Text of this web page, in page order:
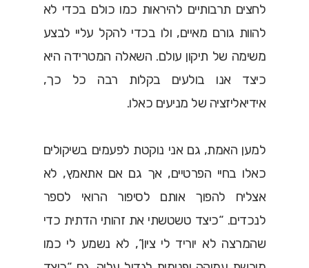
לחצים תרבותיים להיראות כמו כולם בכדי לא
להוות גורם מאיים, ולו בכדי להקל עליי לבצע
משימה של תיקון עולם. השאלה המטרידה היא
כיצד אנו בולעים בקלות רבה כל כך,
אידיאליזציה של מניעים כאלו.
למען האמת, גם אני נוקטת לפעמים בשיקולים
כאלו בחיי הפרטיים, אך גם אם אתאמץ, לא
אצליח להפוך אותם לסיפור הרואי לספר
לנכדים. “כיצד טשטשתי את זהותי הדתית כדי
שהמרצה לא יוריד לי ציון”, לא נשמע לי כמו